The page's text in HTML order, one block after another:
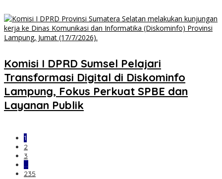
Komisi I DPRD Sumsel Pelajari
Transformasi Digital di Diskominfo
Lampung, Fokus Perkuat SPBE dan
Layanan Publik
1
2
3
…
235